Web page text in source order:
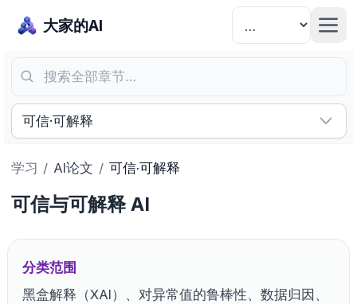
大家的AI
搜索全部章节…
可信·可解释
学习 / AI论文 / 可信·可解释
可信与可解释 AI
分类范围
黑盒解释（XAI）、对异常值的鲁棒性、数据归因、